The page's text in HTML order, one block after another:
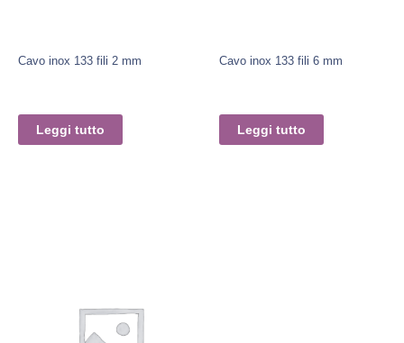
Cavo inox 133 fili 2 mm
Leggi tutto
Cavo inox 133 fili 6 mm
Leggi tutto